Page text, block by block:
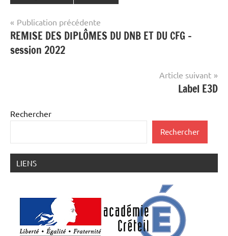
Navigation
de
l’article
Publication précédente
REMISE DES DIPLÔMES DU DNB ET DU CFG –
session 2022
Article suivant
Label E3D
Rechercher
Rechercher
LIENS